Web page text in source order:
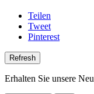
Teilen
Tweet
Pinterest
Erhalten Sie unsere